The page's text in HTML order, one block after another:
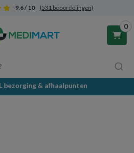
9.6 / 10 (531 beoordelingen)
0
bezorging & afhaalpunten